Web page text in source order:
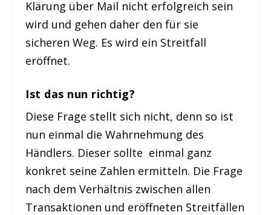
Klärung über Mail nicht erfolgreich sein
wird und gehen daher den für sie
sicheren Weg. Es wird ein Streitfall
eröffnet.
Ist das nun richtig?
Diese Frage stellt sich nicht, denn so ist
nun einmal die Wahrnehmung des
Händlers. Dieser sollte einmal ganz
konkret seine Zahlen ermitteln. Die Frage
nach dem Verhältnis zwischen allen
Transaktionen und eröffneten Streitfällen